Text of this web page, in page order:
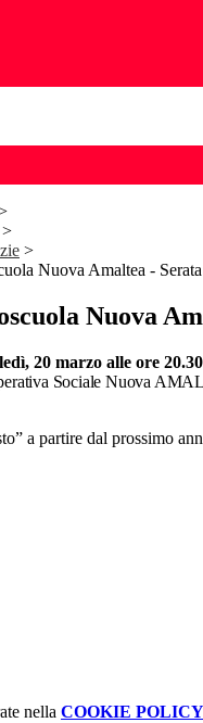
>
>
Nuova Amaltea -
Nuova
20 marzo alle ore
Sociale Nuova
a partire dal prossimo
nella COOKIE POLICY